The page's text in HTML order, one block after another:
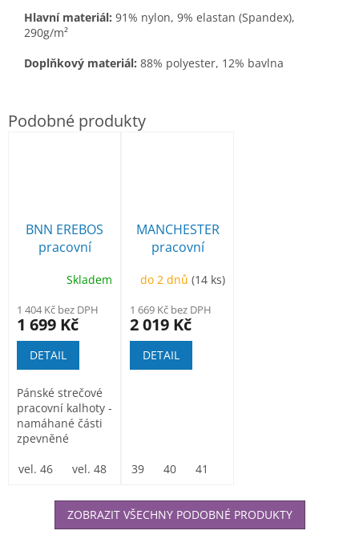
Hlavní materiál: 91% nylon, 9% elastan (Spandex),
290g/m²
Doplňkový materiál: 88% polyester, 12% bavlna
BNN EREBOS
pracovní
Skladem
1 404 Kč bez DPH
1 699 Kč
DETAIL
Pánské strečové
pracovní kalhoty -
namáhané části
zpevněné
Cordura.
vel. 46 vel. 48 vel. 50 vel. 52
MANCHESTER
pracovní
do 2 dnů(14 ks)
1 669 Kč bez DPH
2 019 Kč
DETAIL
39 40 41
ZOBRAZIT VŠECHNY PODOBNÉ PRODUKTY